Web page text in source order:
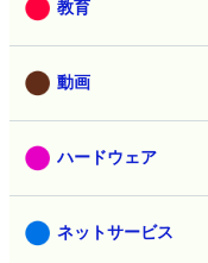
教育
動画
ハードウェア
ネットサービス